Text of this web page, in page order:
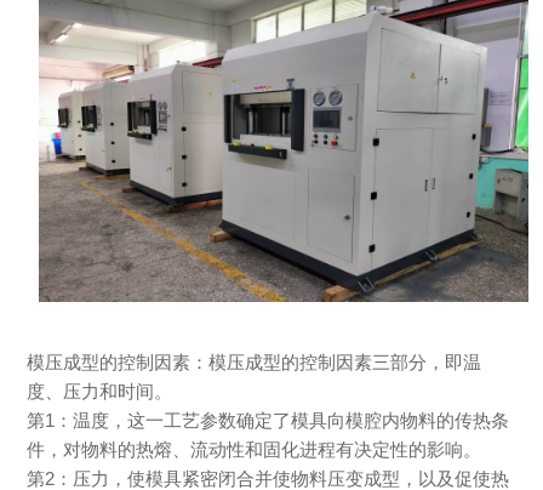
模压成型的控制因素：模压成型的控制因素三部分，即温
度、压力和时间。
第1：温度，这一工艺参数确定了模具向模腔内物料的传热条
件，对物料的热熔、流动性和固化进程有决定性的影响。
第2：压力，使模具紧密闭合并使物料压变成型，以及促使热